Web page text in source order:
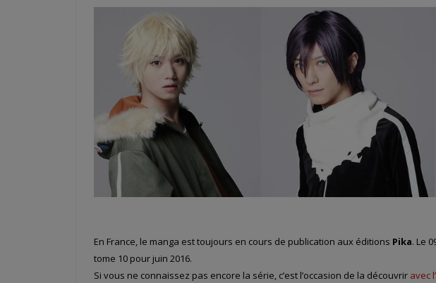
En France, le manga est toujours en cours de publication aux éditions Pika. Le
tome 10 pour juin 2016.
Si vous ne connaissez pas encore la série, c’est l’occasion de la découvrir avec